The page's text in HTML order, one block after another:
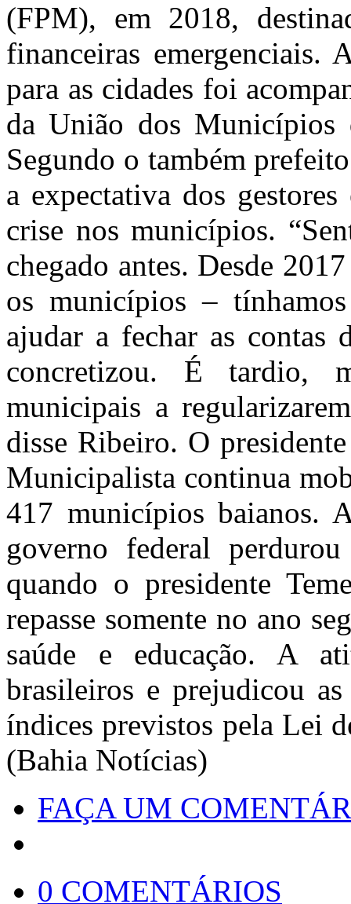
(FPM), em 2018,
financeiras emergenciais.
para as cidades foi
da União dos Municípios
Segundo o também
a expectativa dos
crise nos municípios.
chegado antes. Desde
os municípios –
ajudar a fechar as contas
concretizou. É tardio,
municipais a
disse Ribeiro. O
Municipalista continua
417 municípios baianos.
governo federal
quando o presidente
repasse somente no ano
saúde e educação. A
brasileiros e prejudicou
índices previstos pela Lei
(Bahia Notícias)
FAÇA UM
0 COMENTÁRIOS